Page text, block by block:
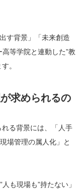
す背景」「未来創造
等学院と連動した”教
。
求められるの
る背景には、「人手
場管理の属人化」と
も現場も”持たない」